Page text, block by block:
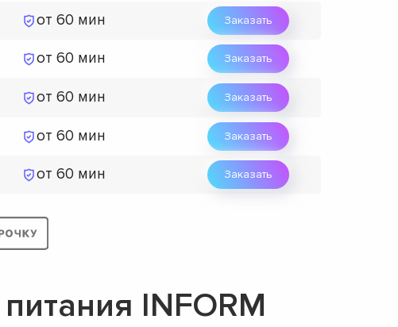
от 60 мин Заказать
от 60 мин Заказать
от 60 мин Заказать
от 60 мин Заказать
от 60 мин Заказать
INFORM